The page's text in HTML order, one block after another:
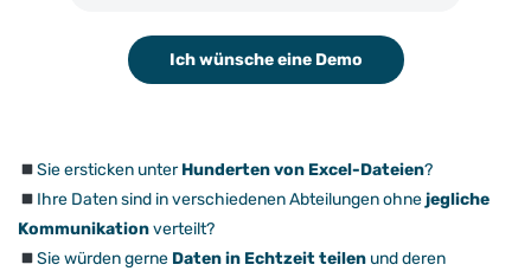
Ich wünsche eine Demo
Sie ersticken unterHunderten von Excel-Dateien?
Ihre Daten sind in verschiedenen Abteilungen ohnejegliche
Kommunikationverteilt?
Sie würden gerne Daten in Echtzeit teilenund deren